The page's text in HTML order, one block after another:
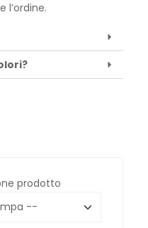
l’ordine.
prodotto